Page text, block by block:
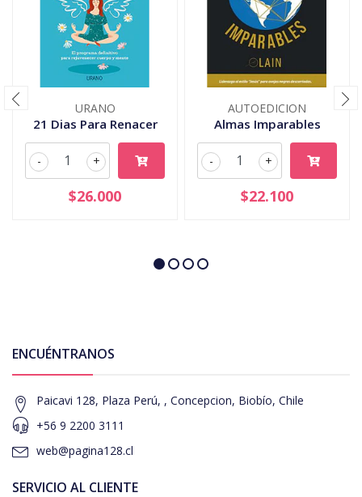
URANO
21 Dias Para Renacer
+
-
$26.000
AUTOEDICION
Almas Imparables
+
-
$22.100
ENCUÉNTRANOS
Paicavi 128, Plaza Perú, , Concepcion, Biobío, Chile
+56 9 2200 3111
web@pagina128.cl
SERVICIO AL CLIENTE